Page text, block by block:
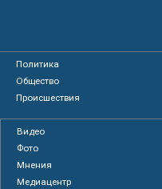
Политика
Общество
Происшествия
Видео
Фото
Мнения
Медиацентр